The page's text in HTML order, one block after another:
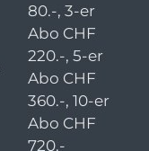
80.-, 3-er
Abo CHF
220.-, 5-er
Abo CHF
360.-, 10-er
Abo CHF
720.-